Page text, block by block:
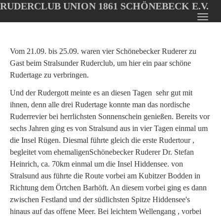
Oops, an error occurred! Code: 20260808222418f6e3d220
main
content
RUDERCLUB UNION 1861 SCHÖNEBECK E.V.
Vom 21.09. bis 25.09. waren vier Schönebecker Ruderer zu
Gast beim Stralsunder Ruderclub, um hier ein paar schöne
Rudertage zu verbringen.
Und der Rudergott meinte es an diesen Tagen sehr gut mit
ihnen, denn alle drei Rudertage konnte man das nordische
Ruderrevier bei herrlichsten Sonnenschein genießen. Bereits vor
sechs Jahren ging es von Stralsund aus in vier Tagen einmal um
die Insel Rügen. Diesmal führte gleich die erste Rudertour ,
begleitet vom ehemaligenSchönebecker Ruderer Dr. Stefan
Heinrich, ca. 70km einmal um die Insel Hiddensee. von
Stralsund aus führte die Route vorbei am Kubitzer Bodden in
Richtung dem Örtchen Barhöft. An diesem vorbei ging es dann
zwischen Festland und der südlichsten Spitze Hiddensee's
hinaus auf das offene Meer. Bei leichtem Wellengang , vorbei